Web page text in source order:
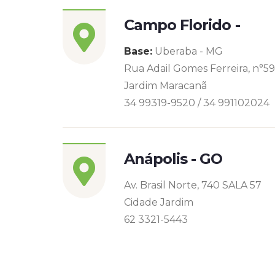
Campo Florido -
Base: Uberaba - MG
Rua Adail Gomes Ferreira,
Jardim Maracanã
34 99319-9520 / 34 991102024
Anápolis - GO
Av. Brasil Norte, 740 SALA 57
Cidade Jardim
62 3321-5443